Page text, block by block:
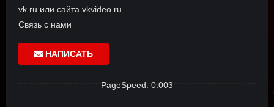
vk.ru или сайта vkvideo.ru
Связь с нами
НАПИСАТЬ
PageSpeed: 0.003